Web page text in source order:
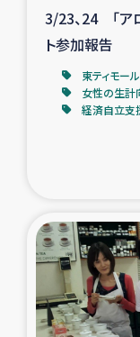
3/23、24 「ア
ト参加報告
東ティモール
女性の生計
経済自立支